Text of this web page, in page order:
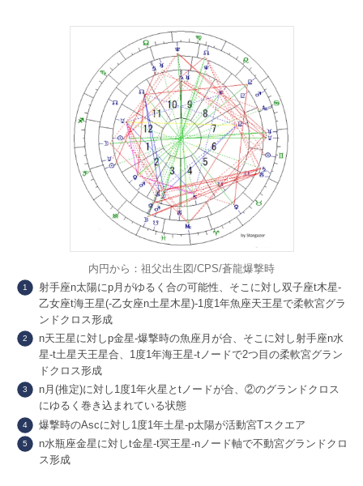
Twitter
Instagram
内円から：祖父出生図/CPS/蒼龍爆撃時
射手座n太陽にp月がゆるく合の可能性、そこに対し双子座t木星-
乙女座t海王星(-乙女座n土星木星)-1度1年魚座天王星で柔軟宮グラ
ンドクロス形成
n天王星に対しp金星-爆撃時の魚座月が合、そこに対し射手座n水
星-t土星天王星合、1度1年海王星-tノードで2つ目の柔軟宮グラン
ドクロス形成
n月(推定)に対し1度1年火星とtノードが合、②のグランドクロス
にゆるく巻き込まれている状態
爆撃時のAscに対し1度1年土星-p太陽が活動宮Tスクエア
n水瓶座金星に対しt金星-t冥王星-nノード軸で不動宮グランドクロ
ス形成